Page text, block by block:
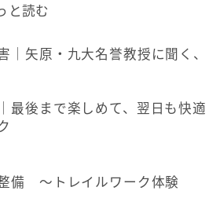
と読む
｜矢原・九大名誉教授に聞く、
最後まで楽しめて、翌日も快適
備 〜トレイルワーク体験